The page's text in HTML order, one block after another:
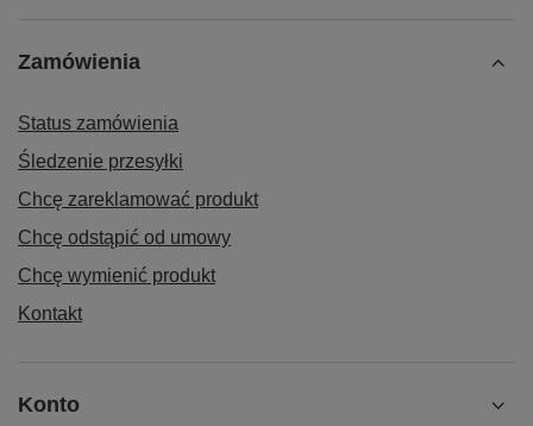
Zamówienia
Status zamówienia
Śledzenie przesyłki
Chcę zareklamować produkt
Chcę odstąpić od umowy
Chcę wymienić produkt
Kontakt
Konto